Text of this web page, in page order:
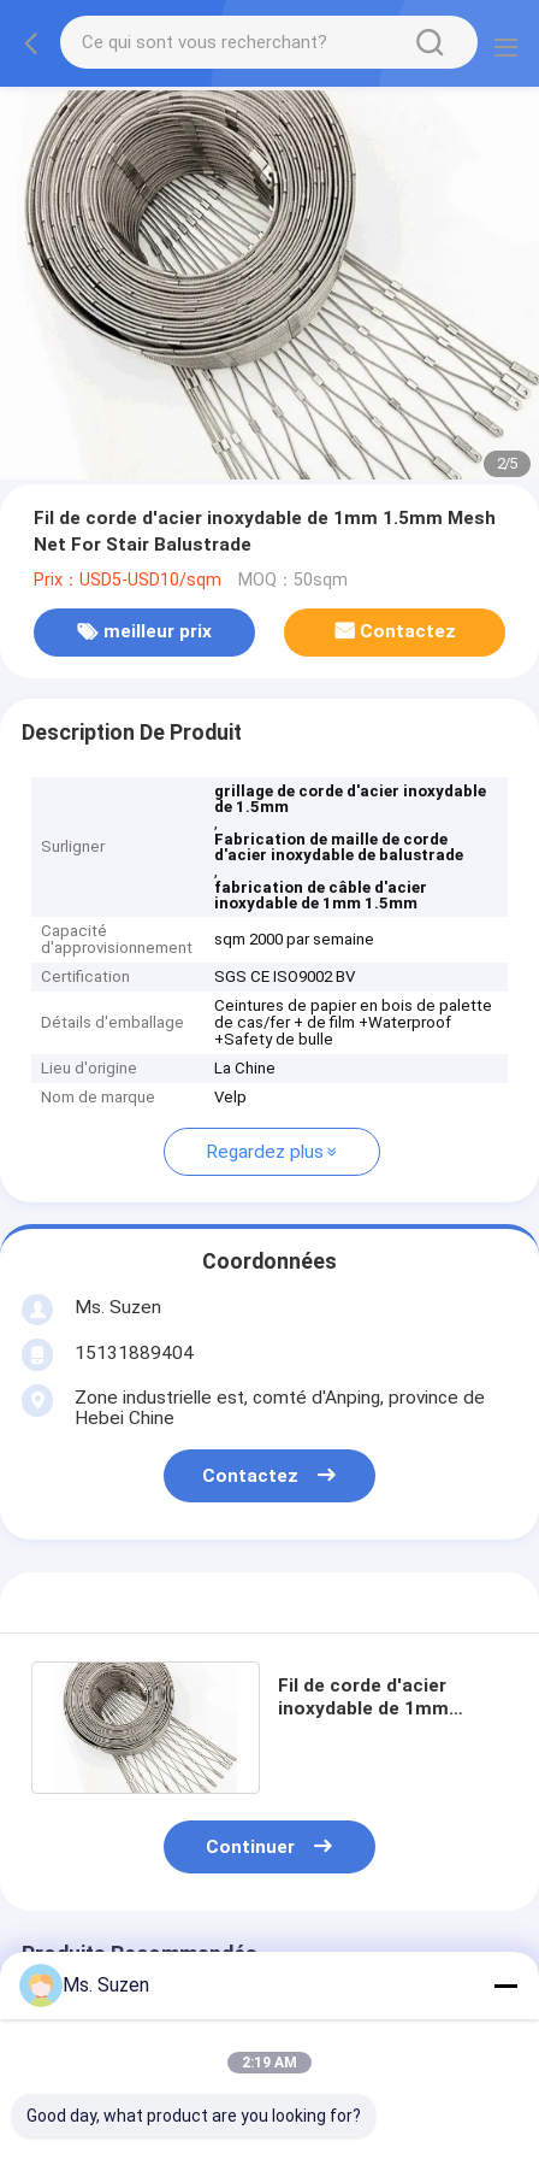
2/5
Fil de corde d'acier inoxydable de 1mm 1.5mm Mesh
Net For Stair Balustrade
Prix：USD5-USD10/sqm MOQ：50sqm
meilleur prix Contactez
Description De Produit
Surligner
grillage de corde d'acier inoxydable
de 1.5mm
,
Fabrication de maille de corde
d'acier inoxydable de balustrade
,
fabrication de câble d'acier
inoxydable de 1mm 1.5mm
Capacité
d'approvisionnement
sqm 2000 par semaine
Certification SGS CE ISO9002 BV
Détails d'emballage
Ceintures de papier en bois de palette
de cas/fer + de film +Waterproof
+Safety de bulle
Lieu d'origine
La Chine
Nom de marque
Velp
Regardez plus
Coordonnées
Ms. Suzen
15131889404
Zone industrielle est, comté d'Anping, province de
Hebei Chine
Contactez
Fil de corde d'acier
inoxydable de 1mm
Continuer
Produits Recommandés
Ms. Suzen
2:19 AM
Good day, what product are you looking for?